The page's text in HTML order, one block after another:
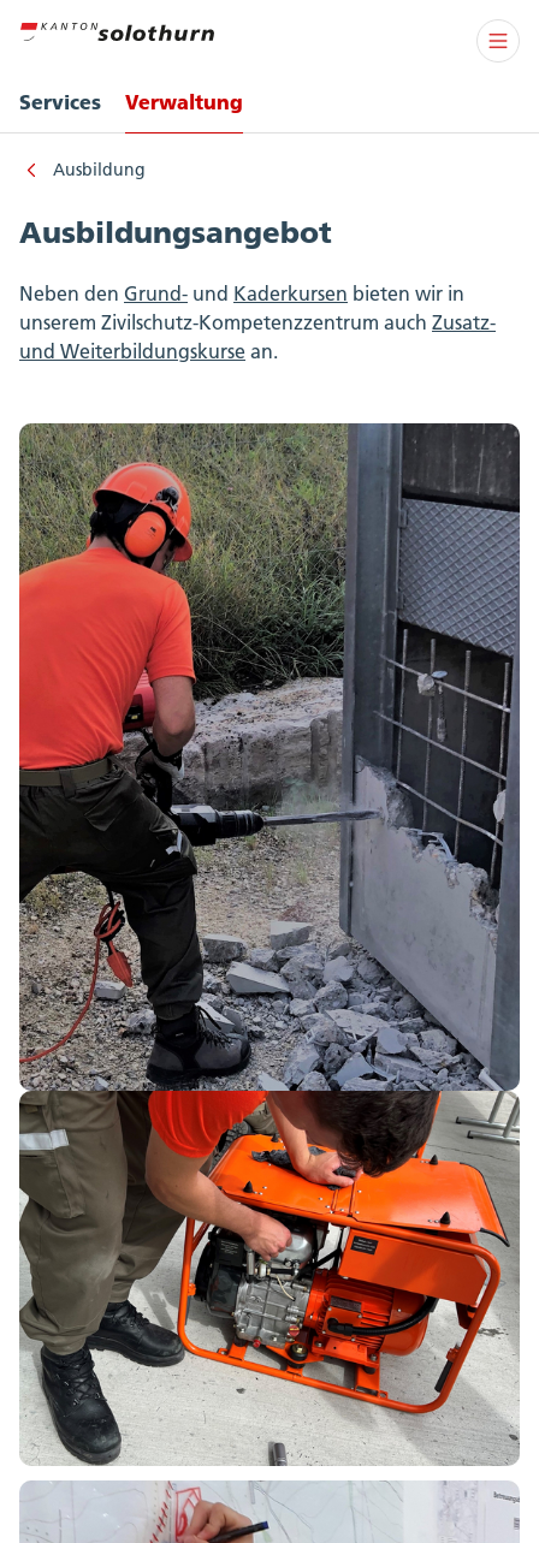
Services Verwaltung
Ausbildung
Ausbildungsangebot
Neben den Grund- und Kaderkursen bieten wir in
unserem Zivilschutz-Kompetenzzentrum auch Zusatz-
und Weiterbildungskurse an.